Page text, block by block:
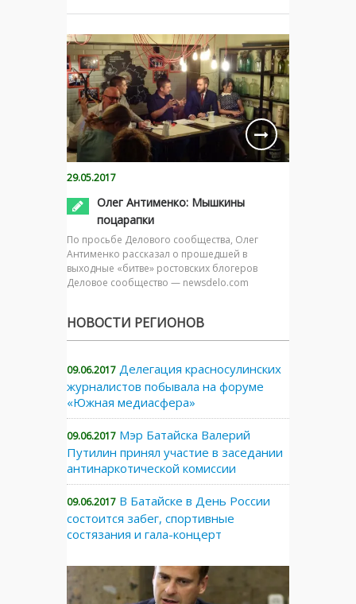
29.05.2017
Олег Антименко: Мышкины
поцарапки
По просьбе Делового сообщества, Олег
Антименко рассказал о прошедшей в
выходные «битве» ростовских блогеров
Деловое сообщество — newsdelo.com
НОВОСТИ РЕГИОНОВ
09.06.2017 Делегация красносулинских
журналистов побывала на форуме
«Южная медиасфера»
09.06.2017 Мэр Батайска Валерий
Путилин принял участие в заседании
антинаркотической комиссии
09.06.2017 В Батайске в День России
состоится забег, спортивные
состязания и гала-концерт